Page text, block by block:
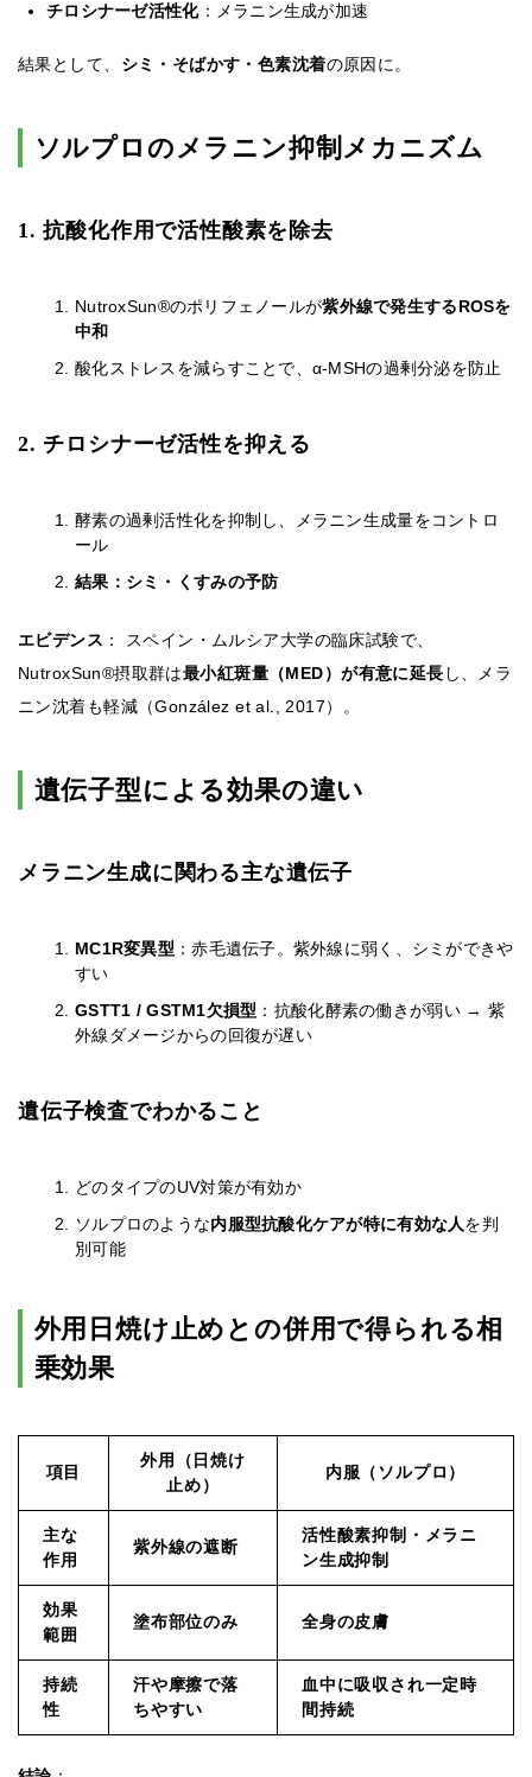
チロシナーゼ活性化：メラニン生成が加速
結果として、 シミ・そばかす・色素沈着の原因に。
ソルプロのメラニン抑制メカニズム
1. 抗酸化作用で活性酸素を除去
NutroxSun®のポリフェノールが紫外線で発生するROSを
中和
酸化ストレスを減らすことで、α-MSHの過剰分泌を防止
2. チロシナーゼ活性を抑える
酵素の過剰活性化を抑制し、メラニン生成量をコントロ
ール
結果：シミ・くすみの予防
エビデンス ： スペイン・ムルシア大学の臨床試験で、
NutroxSun®摂取群は最小紅斑量（MED）が有意に延長 し、メラ
ニン沈着も軽減（González et al., 2017）。
遺伝子型による効果の違い
メラニン生成に関わる主な遺伝子
MC1R変異型 ：赤毛遺伝子。紫外線に弱く、シミができや
すい
GSTT1 / GSTM1欠損型 ：抗酸化酵素の働きが弱い → 紫
外線ダメージからの回復が遅い
遺伝子検査でわかること
どのタイプのUV対策が有効か
ソルプロのような内服型抗酸化ケアが特に有効な人を判
別可能
外用日焼け止めとの併用で得られる相
乗効果
項目
外用（日焼け
止め）
内服（ソルプロ）
主な
作用
紫外線の遮断
活性酸素抑制・メラニ
ン生成抑制
効果
範囲
塗布部位のみ 全身の皮膚
持続
性
汗や摩擦で落
ちやすい
血中に吸収され一定時
間持続